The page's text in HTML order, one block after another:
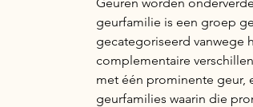
geurfamilie is een groep
gecategoriseerd vanwege
complementaire
met één prominente geur,
geurfamilies waarin die